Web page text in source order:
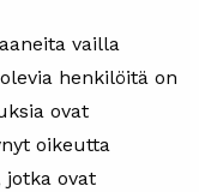
vailla
henkilöitä on
ovat
oikeutta
jotka ovat